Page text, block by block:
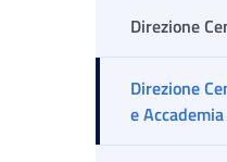
Direzione
Direzione
e Accademia